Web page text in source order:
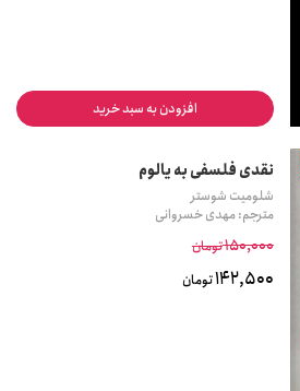
افزودن به سبد خرید
نقدی فلسفی به یالوم
شلومیت شوستر
مترجم: مهدی خسروانی
150,000تومان
142,500تومان